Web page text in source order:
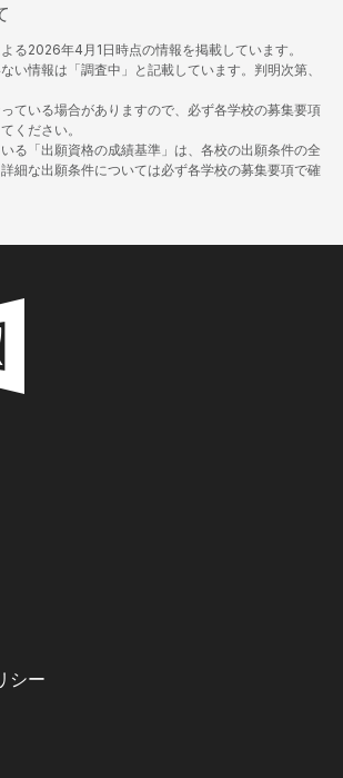
る2026年4月1日時点の情報を掲載しています。
い情報は「調査中」と記載しています。判明次第、
ている場合がありますので、必ず各学校の募集要項
ください。
る「出願資格の成績基準」は、各校の出願条件の全
細な出願条件については必ず各学校の募集要項で確
シー